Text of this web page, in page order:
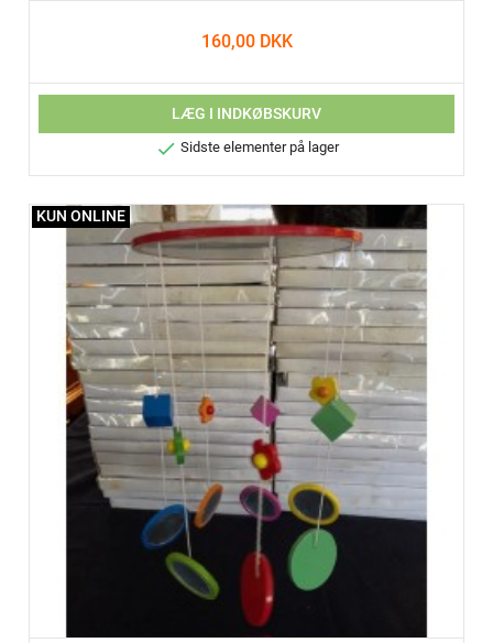
160,00 DKK
LÆG I INDKØBSKURV
 Sidste elementer på lager
KUN ONLINE